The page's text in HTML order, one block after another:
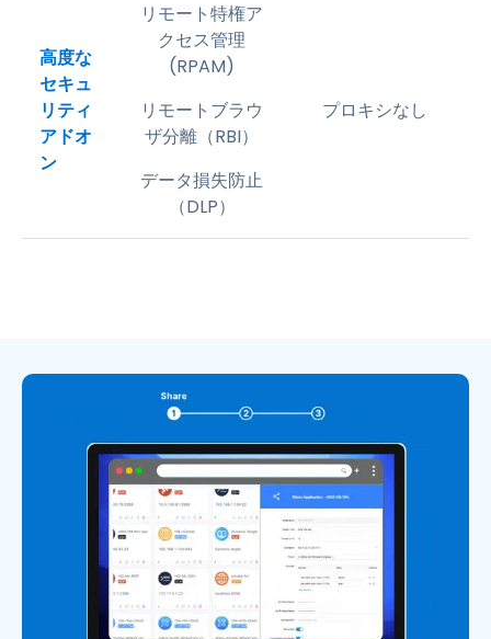
高度な
セキュ
リティ
アドオ
ン
リモート特権ア
クセス管理
(RPAM)
リモートブラウ
ザ分離（RBI）​
データ損失防止
（DLP）
プロキシなし